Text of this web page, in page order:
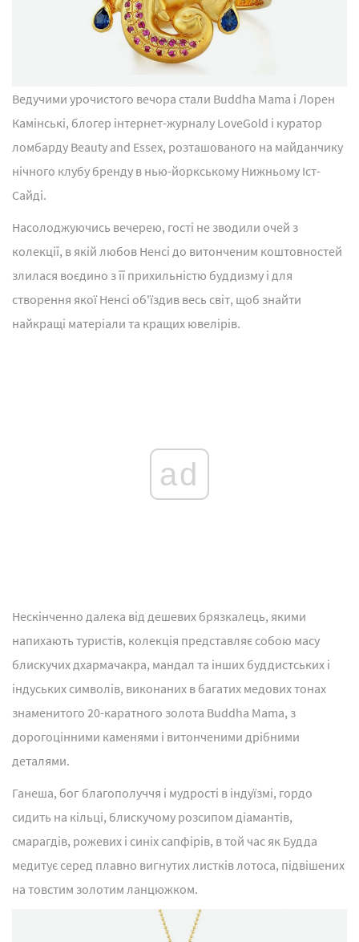
Ведучими урочистого вечора стали Buddha Mama і Лорен
Камінські, блогер інтернет-журналу LoveGold і куратор
ломбарду Beauty and Essex, розташованого на майданчику
нічного клубу бренду в нью-йоркському Нижньому Іст-
Сайді.
Насолоджуючись вечерею, гості не зводили очей з
колекції, в якій любов Ненсі до витонченим коштовностей
злилася воєдино з її прихильністю буддизму і для
створення якої Ненсі об'їздив весь світ, щоб знайти
найкращі матеріали та кращих ювелірів.
ad
Нескінченно далека від дешевих брязкалець, якими
напихають туристів, колекція представляє собою масу
блискучих дхармачакра, мандал та інших буддистських і
індуських символів, виконаних в багатих медових тонах
знаменитого 20-каратного золота Buddha Mama, з
дорогоцінними каменями і витонченими дрібними
деталями.
Ганеша, бог благополуччя і мудрості в індуїзмі, гордо
сидить на кільці, блискучому розсипом діамантів,
смарагдів, рожевих і синіх сапфірів, в той час як Будда
медитує серед плавно вигнутих листків лотоса, підвішених
на товстим золотим ланцюжком.